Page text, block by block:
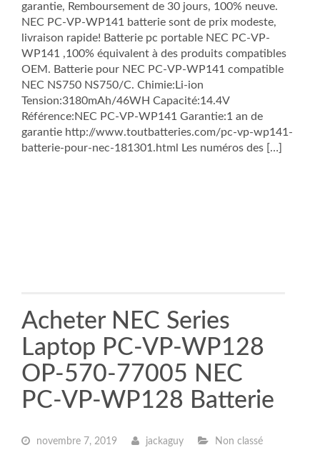
garantie, Remboursement de 30 jours, 100% neuve.
NEC PC-VP-WP141 batterie sont de prix modeste,
livraison rapide! Batterie pc portable NEC PC-VP-
WP141 ,100% équivalent à des produits compatibles
OEM. Batterie pour NEC PC-VP-WP141 compatible
NEC NS750 NS750/C. Chimie:Li-ion
Tension:3180mAh/46WH Capacité:14.4V
Référence:NEC PC-VP-WP141 Garantie:1 an de
garantie http://www.toutbatteries.com/pc-vp-wp141-
batterie-pour-nec-181301.html Les numéros des […]
Acheter NEC Series
Laptop PC-VP-WP128
OP-570-77005 NEC
PC-VP-WP128 Batterie
novembre 7, 2019 jackaguy Non classé